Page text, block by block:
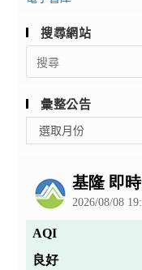
搜尋網站
Search
for:
彙整公告
整
選取月份